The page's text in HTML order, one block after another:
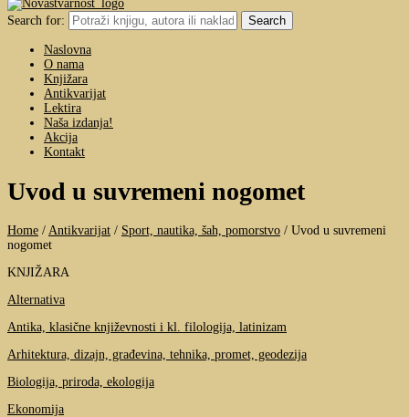
Search for:
Naslovna
O nama
Knjižara
Antikvarijat
Lektira
Naša izdanja!
Akcija
Kontakt
Uvod u suvremeni nogomet
Home / Antikvarijat / Sport, nautika, šah, pomorstvo / Uvod u suvremeni
nogomet
KNJIŽARA
Alternativa
Antika, klasične književnosti i kl. filologija, latinizam
Arhitektura, dizajn, građevina, tehnika, promet, geodezija
Biologija, priroda, ekologija
Ekonomija